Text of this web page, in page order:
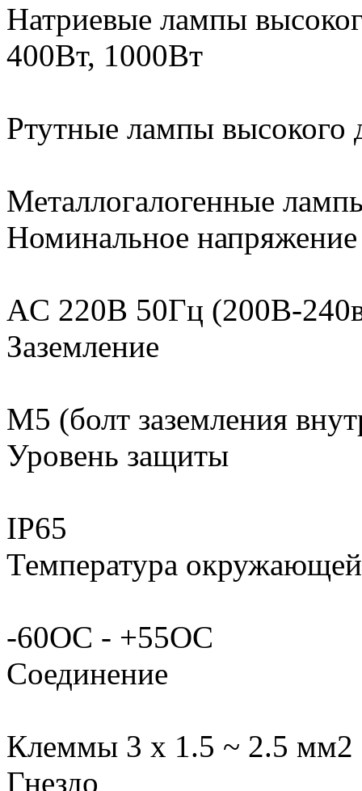
Натриевые лампы
400Вт, 1000Вт
Ртутные лампы
Металлогалогенные
Номинальное напряжение
AC 220В 50Гц (200В-
Заземление
М5 (болт заземления
Уровень защиты
IP65
Температура
-60ОС - +55ОС
Соединение
Клеммы 3 х 1.5 ~ 2.5 мм2
Гнездо